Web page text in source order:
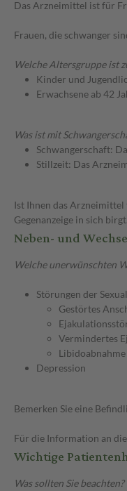
Das Arzneimittel ist für
Frauen, die schwanger
Welche Altersgruppe ist
Kinder und
Erwachsene ab 42
Was ist mit
Schwangerschaft:
Stillzeit: Das
Ist Ihnen das
Gegenanzeige in sich birgt.
Neben- und
Welche unerwünschten
Störungen der
Gestörtes
Vermindertes
Depression
Bemerken Sie eine
Für die Information an
Wichtige
Was sollten Sie beachten?